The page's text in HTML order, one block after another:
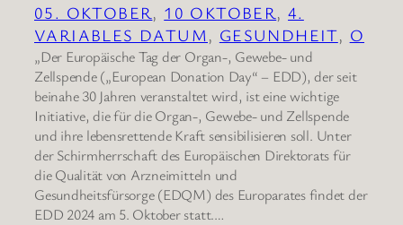
05. OKTOBER, 10 OKTOBER, 4.
VARIABLES DATUM , GESUNDHEIT, O
„Der Europäische Tag der Organ-, Gewebe- und
Zellspende („European Donation Day“ – EDD), der seit
beinahe 30 Jahren veranstaltet wird, ist eine wichtige
Initiative, die für die Organ-, Gewebe- und Zellspende
und ihre lebensrettende Kraft sensibilisieren soll. Unter
der Schirmherrschaft des Europäischen Direktorats für
die Qualität von Arzneimitteln und
Gesundheitsfürsorge (EDQM) des Europarates findet der
EDD 2024 am 5. Oktober statt.…